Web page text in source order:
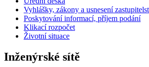
Vyhlášky, zákony a usnesení
Poskytování informací, příjem podání
Klikací rozpočet
Životní situace
Inženýrské sítě